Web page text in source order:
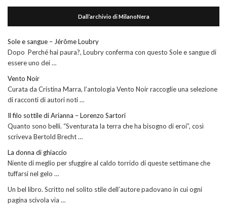
Dall’archivio di MilanoNera
Sole e sangue – Jérôme Loubry
Dopo Perché hai paura?, Loubry conferma con questo Sole e sangue di
essere uno dei …
Vento Noir
Curata da Cristina Marra, l’antologia Vento Noir raccoglie una selezione
di racconti di autori noti …
Il filo sottile di Arianna – Lorenzo Sartori
Quanto sono belli. “Sventurata la terra che ha bisogno di eroi”, così
scriveva Bertold Brecht …
La donna di ghiaccio
Niente di meglio per sfuggire al caldo torrido di queste settimane che
tuffarsi nel gelo …
Un bel libro. Scritto nel solito stile dell’autore padovano in cui ogni
pagina scivola via …